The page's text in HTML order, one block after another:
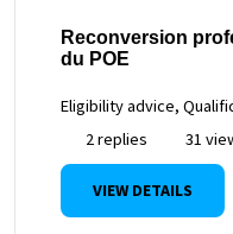
Reconversion
du POE
Eligibility advice,
2 replies
31
VIEW DETAILS